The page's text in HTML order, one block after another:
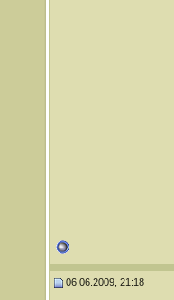
06.06.2009, 21:18